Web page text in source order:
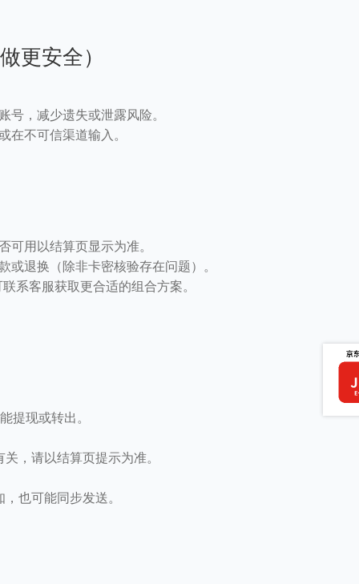
更安全）
号，减少遗失或泄露风险。
在不可信渠道输入。
可用以结算页显示为准。
或退换（除非卡密核验存在问题）。
系客服获取更合适的组合方案。
提现或转出。
，请以结算页提示为准。
也可能同步发送。